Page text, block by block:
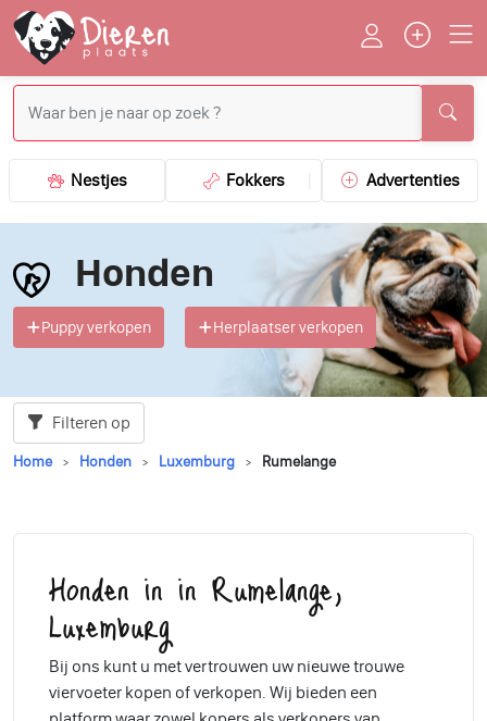
Nestjes Fokkers Advertenties
Honden
Puppy verkopen Herplaatser verkopen
Filteren op
Home Honden Luxemburg Rumelange
Honden in in Rumelange,
Luxemburg
Bij ons kunt u met vertrouwen uw nieuwe trouwe
viervoeter kopen of verkopen. Wij bieden een